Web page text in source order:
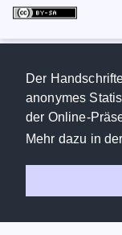
Der
anonymes
der Online-
Mehr dazu in der